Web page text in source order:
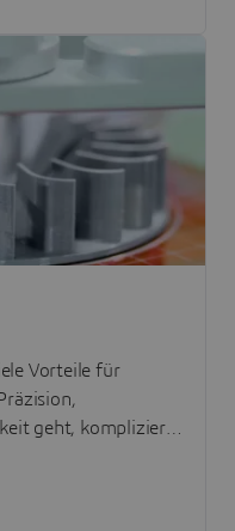
Vorteile für
geht, komplizierte